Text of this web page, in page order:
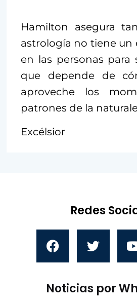
Hamilton asegura
astrología no tiene un
en las personas para
que depende de
aproveche los
patrones de la
Excélsior
Redes
Noticias por